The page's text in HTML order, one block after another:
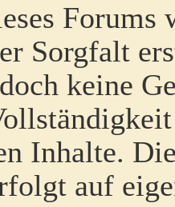
Forums
Sorgfalt
keine
Inhalte.
auf